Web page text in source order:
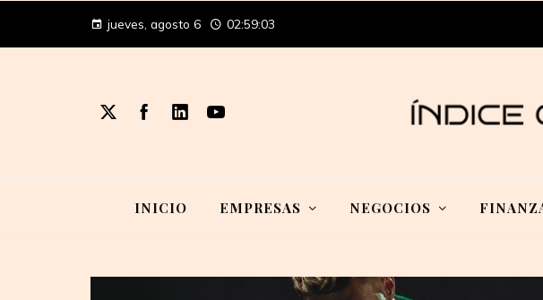
jueves, agosto 6 02:59:04
INICIO EMPRESAS NEGOCIOS